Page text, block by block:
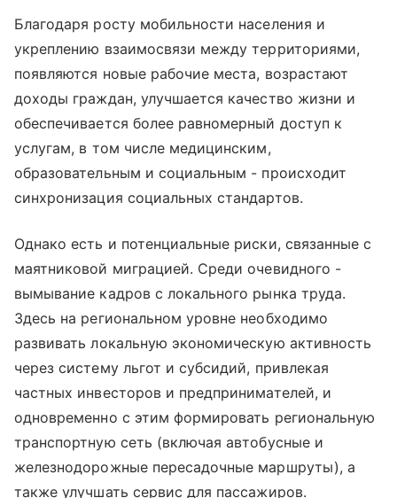
Благодаря росту мобильности населения и
укреплению взаимосвязи между территориями,
появляются новые рабочие места, возрастают
доходы граждан, улучшается качество жизни и
обеспечивается более равномерный доступ к
услугам, в том числе медицинским,
образовательным и социальным - происходит
синхронизация социальных стандартов.
Однако есть и потенциальные риски, связанные с
маятниковой миграцией. Среди очевидного -
вымывание кадров с локального рынка труда.
Здесь на региональном уровне необходимо
развивать локальную экономическую активность
через систему льгот и субсидий, привлекая
частных инвесторов и предпринимателей, и
одновременно с этим формировать региональную
транспортную сеть (включая автобусные и
железнодорожные пересадочные маршруты), а
также улучшать сервис для пассажиров.